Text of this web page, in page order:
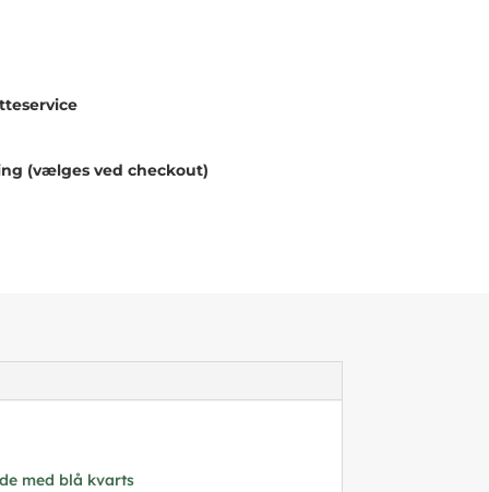
(vælges ved checkout)
med blå kvarts